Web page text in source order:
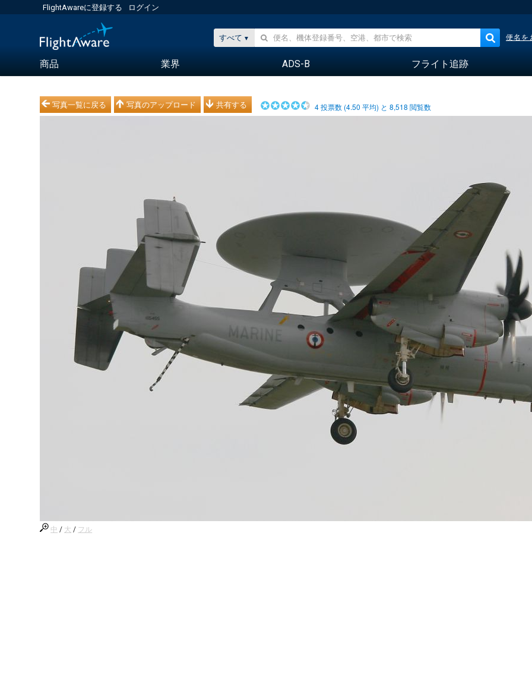
FlightAwareに登録する ログイン
すべて 便名を
商品 業界 ADS-B フライト追跡
写真一覧に戻る 写真のアップロード 共有する 4投票数 (4.50 平均) と8,518 閲覧数
中 / 大 / フル